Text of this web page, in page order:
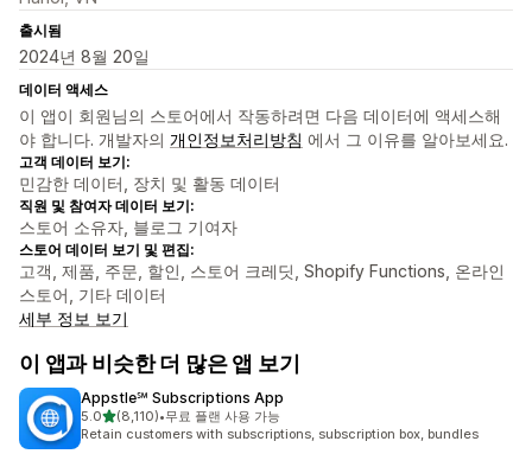
출시됨
2024년 8월 20일
데이터 액세스
이 앱이 회원님의 스토어에서 작동하려면 다음 데이터에 액세스해
야 합니다. 개발자의 개인정보처리방침 에서 그 이유를 알아보세요.
고객 데이터 보기:
민감한 데이터, 장치 및 활동 데이터
직원 및 참여자 데이터 보기:
스토어 소유자, 블로그 기여자
스토어 데이터 보기 및 편집:
고객, 제품, 주문, 할인, 스토어 크레딧, Shopify Functions, 온라인
스토어, 기타 데이터
세부 정보 보기
이 앱과 비슷한 더 많은 앱 보기
Appstle℠ Subscriptions App
5.0별 5개 중
(8,110)
총 리뷰 8110개
•무료 플랜 사용 가능
Retain customers with subscriptions, subscription box, bundles